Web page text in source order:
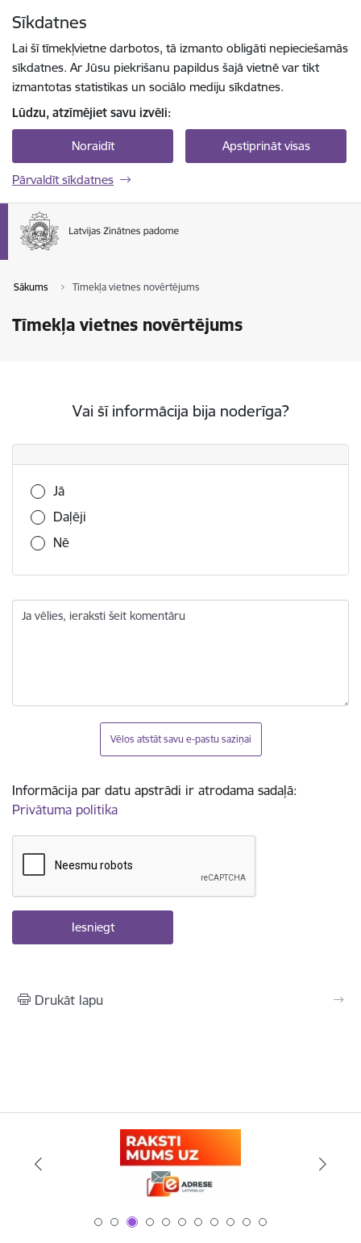
Sīkdatnes
Lai šī tīmekļvietne darbotos, tā izmanto obligāti nepieciešamās
sīkdatnes. Ar Jūsu piekrišanu papildus šajā vietnē var tikt
izmantotas statistikas un sociālo mediju sīkdatnes.
Lūdzu, atzīmējiet savu izvēli:
Noraidīt Apstiprināt visas
Pārvaldīt sīkdatnes
Sākums Tīmekļa vietnes novērtējums
Tīmekļa vietnes novērtējums
Vai šī informācija bija noderīga?
Vai šī informācija bija noderīga?
Jā
Daļēji
Nē
Ja vēlies, ieraksti šeit komentāru
Vēlos atstāt savu e-pastu saziņai
Informācija par datu apstrādi ir atrodama sadaļā:
Privātuma politika
Drukāt lapu